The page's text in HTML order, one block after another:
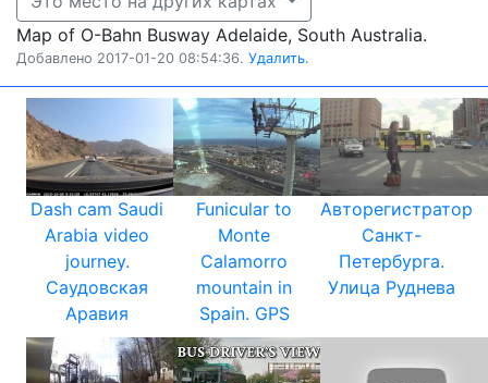
Map of O-Bahn Busway Adelaide, South Australia.
Добавлено 2017-01-20 08:54:36. Удалить.
Dash cam Saudi
Arabia video
journey.
Саудовская
Аравия
Funicular to
Monte
Calamorro
mountain in
Spain. GPS
Авторегистратор
Санкт-
Петербурга.
Улица Руднева